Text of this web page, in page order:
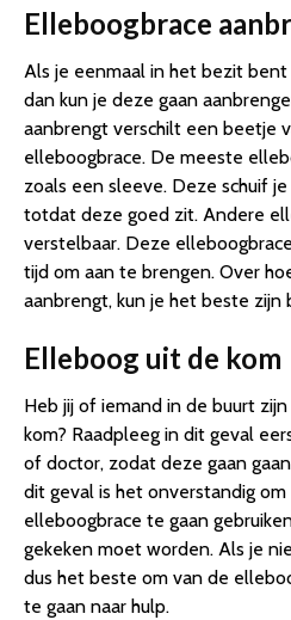
Elleboogbrace
Als je eenmaal in het bezit
dan kun je deze gaan
aanbrengt verschilt een beetje
elleboogbrace. De meeste
zoals een sleeve. Deze schuif
totdat deze goed zit. Andere
verstelbaar. Deze
tijd om aan te brengen. Over
aanbrengt, kun je het beste zijn
Elleboog uit de kom
Heb jij of iemand in de buurt
kom? Raadpleeg in dit geval
of doctor, zodat deze gaan
dit geval is het onverstandig
elleboogbrace te gaan
gekeken moet worden. Als je
dus het beste om van de
te gaan naar hulp.